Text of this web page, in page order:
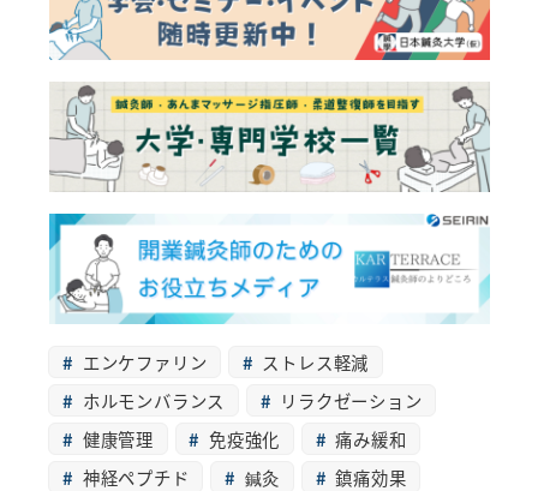
エンケファリン
ストレス軽減
ホルモンバランス
リラクゼーション
健康管理
免疫強化
痛み緩和
神経ペプチド
鍼灸 鎮痛効果